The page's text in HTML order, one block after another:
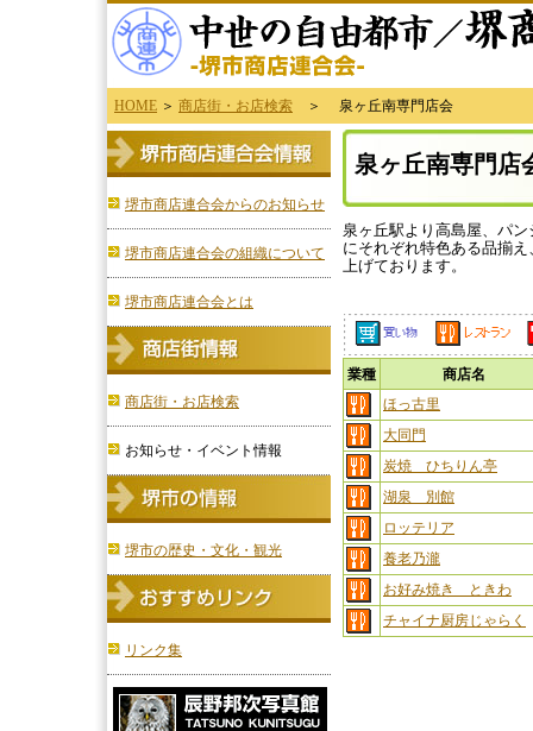
HOME ＞ 商店街・お店検索 ＞ 泉ヶ丘南専門店会
堺市商店連合会からのお知らせ
堺市商店連合会の組織について
堺市商店連合会とは
商店街・お店検索
お知らせ・イベント情報
堺市の歴史・文化・観光
リンク集
泉ヶ丘南専門店
泉ヶ丘駅より高島屋、パ
にそれぞれ特色ある品揃
上げております。
業種
商店名
ほっ古里
大同門
炭焼 ひちりん亭
湖泉 別館
ロッテリア
養老乃瀧
お好み焼き ときわ
チャイナ厨房じゃらく